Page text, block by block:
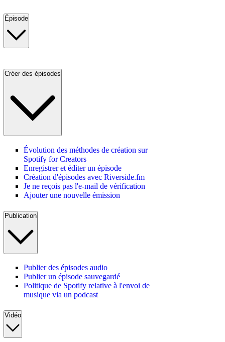
Épisode
Créer des épisodes
Évolution des méthodes de création sur
Spotify for Creators
Enregistrer et éditer un épisode
Création d'épisodes avec Riverside.fm
Je ne reçois pas l'e-mail de vérification
Ajouter une nouvelle émission
Publication
Publier des épisodes audio
Publier un épisode sauvegardé
Politique de Spotify relative à l'envoi de
musique via un podcast
Vidéo